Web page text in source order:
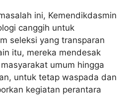
ini, Kemendikdasmin
canggih untuk
seleksi yang transparan
itu, mereka mendesak
umum hingga
untuk tetap waspada dan
kegiatan perantara